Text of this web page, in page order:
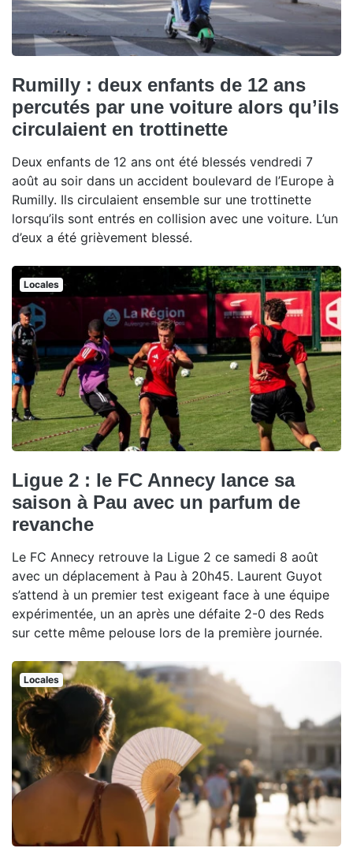
Rumilly : deux enfants de 12 ans
percutés par une voiture alors qu’ils
circulaient en trottinette
Deux enfants de 12 ans ont été blessés vendredi 7
août au soir dans un accident boulevard de l’Europe à
Rumilly. Ils circulaient ensemble sur une trottinette
lorsqu’ils sont entrés en collision avec une voiture. L’un
d’eux a été grièvement blessé.
Locales
Ligue 2 : le FC Annecy lance sa
saison à Pau avec un parfum de
revanche
Le FC Annecy retrouve la Ligue 2 ce samedi 8 août
avec un déplacement à Pau à 20h45. Laurent Guyot
s’attend à un premier test exigeant face à une équipe
expérimentée, un an après une défaite 2-0 des Reds
sur cette même pelouse lors de la première journée.
Locales